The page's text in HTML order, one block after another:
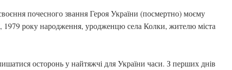
почесного звання Героя України (посмертно) моєму
року народження, уродженцю села Колки, жителю міста
осторонь у найтяжчі для України часи. З перших днів